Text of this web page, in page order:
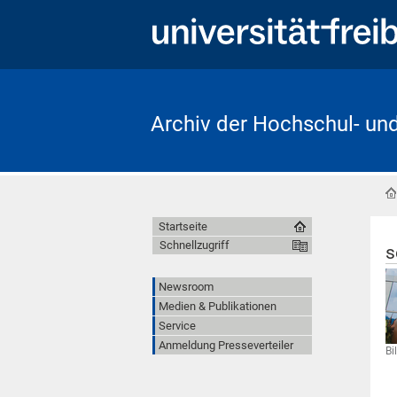
Archiv der Hochschul-
Startseite
Schnellzugriff
Newsroom
Medien & Publikationen
Service
Anmeldung Presseverteiler